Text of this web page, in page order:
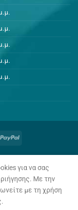
Κατασκευή
την Vision4Reality
για να σας
Με την
με τη χρήση